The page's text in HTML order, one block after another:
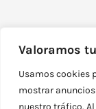
Valoramos
Usamos cookies
mostrar
nuestro tráfico.